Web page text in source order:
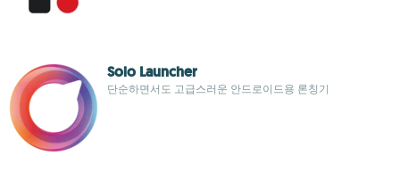
Solo Launcher
단순하면서도 고급스러운 안드로이드용 론칭기